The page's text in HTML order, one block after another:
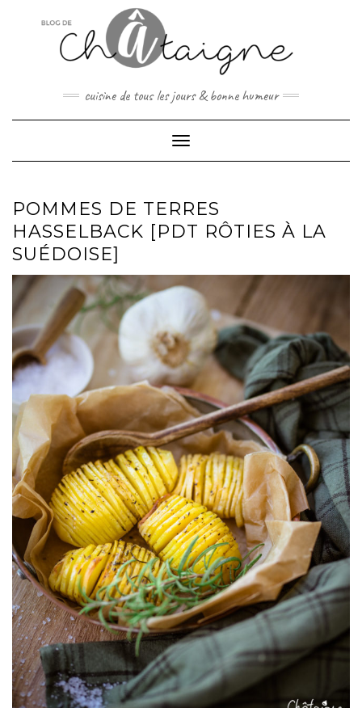
cuisine de tous les jours & bonne humeur
Toggle Navigation
POMMES DE TERRES
HASSELBACK [PDT RÔTIES À LA
SUÉDOISE]